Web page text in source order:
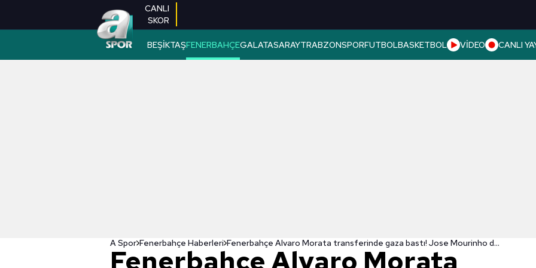
CANLI
SKOR
BEŞİKTAŞFENERBAHÇEGALATASARAYTRABZONSPORFUTBOLBASKETBOL VİDEO CANLI
A Spor Fenerbahçe Haberleri Fenerbahçe Alvaro Morata transferinde gaza bastı! Jose Mourinho devreye girdi
Fenerbahçe Alvaro Morata